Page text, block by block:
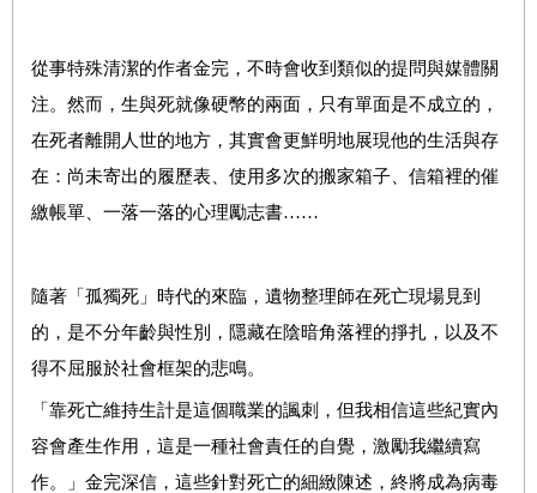
從事特殊清潔的作者金完，不時會收到類似的提問與媒體關
注。然而，生與死就像硬幣的兩面，只有單面是不成立的，
在死者離開人世的地方，其實會更鮮明地展現他的生活與存
在：尚未寄出的履歷表、使用多次的搬家箱子、信箱裡的催
繳帳單、一落一落的心理勵志書……
隨著「孤獨死」時代的來臨，遺物整理師在死亡現場見到
的，是不分年齡與性別，隱藏在陰暗角落裡的掙扎，以及不
得不屈服於社會框架的悲鳴。
「靠死亡維持生計是這個職業的諷刺，但我相信這些紀實內
容會產生作用，這是一種社會責任的自覺，激勵我繼續寫
作。」金完深信，這些針對死亡的細緻陳述，終將成為病毒